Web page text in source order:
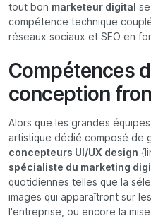
tout bon marketeur digital
compétence technique
réseaux sociaux et SEO en
Compétences
conception
Alors que les grandes
artistique dédié composé de
concepteurs UI/UX design
spécialiste du marketing
quotidiennes telles que la
images qui apparaîtront sur
l'entreprise, ou encore la